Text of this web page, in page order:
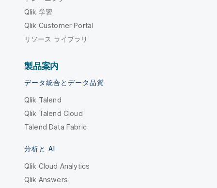
Qlik 学習
Qlik Customer Portal
リソース ライブラリ
製品案内
データ統合とデータ品質
Qlik Talend
Qlik Talend Cloud
Talend Data Fabric
分析と AI
Qlik Cloud Analytics
Qlik Answers